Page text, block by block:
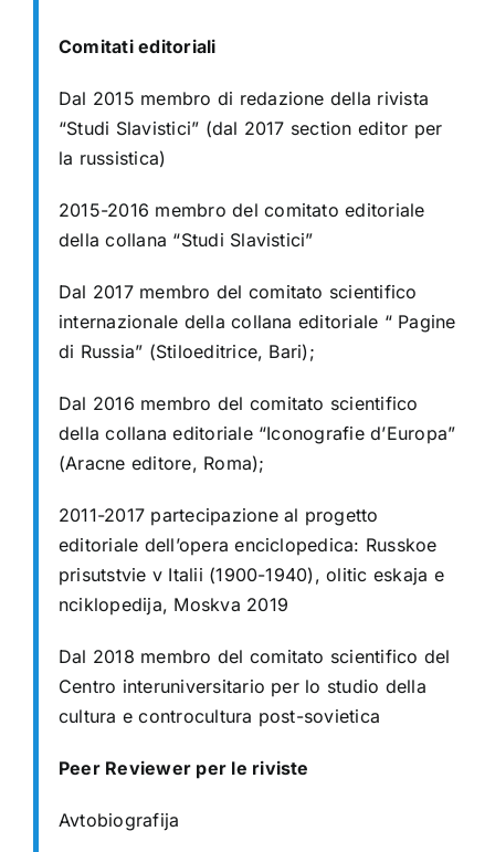
Comitati editoriali
Dal 2015 membro di redazione della rivista
“Studi Slavistici” (dal 2017 section editor per
la russistica)
2015-2016 membro del comitato editoriale
della collana “Studi Slavistici”
Dal 2017 membro del comitato scientifico
internazionale della collana editoriale “ Pagine
di Russia” (Stiloeditrice, Bari);
Dal 2016 membro del comitato scientifico
della collana editoriale “Iconografied’Europa”
(Aracne editore, Roma);
2011-2017 partecipazione al progetto
editoriale dell’opera enciclopedica: Russkoe
prisutstvie v Italii (1900-1940), olitic eskaja e
nciklopedija, Moskva 2019
Dal 2018 membro del comitato scientifico del
Centro interuniversitario per lo studio della
cultura e controcultura post-sovietica
Peer Reviewer per le riviste
Avtobiografija